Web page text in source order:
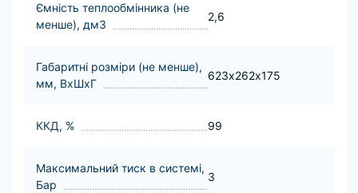
Ємність теплообмінника (не
менше), дм3
2,6
Габаритні розміри (не менше),
мм, ВхШхГ
623х262х175
ККД, % 99
Максимальний тиск в системі,
Бар
3